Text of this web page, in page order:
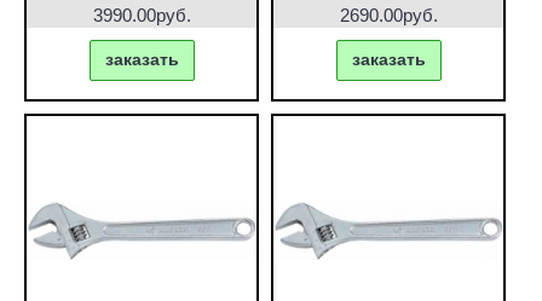
3990.00руб.
заказать
2690.00руб.
заказать